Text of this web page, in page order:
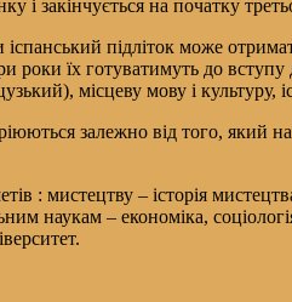
і закінчується на початку
іспанський підліток може
їх готуватимуть до вступу
місцеву мову і культуру,
залежно від того, який
: мистецтву – історія
наукам – економіка,